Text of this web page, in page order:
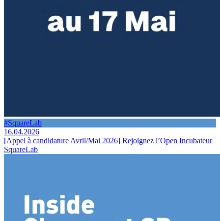
#SquareLab
16.04.2026
[Appel à candidature Avril/Mai 2026] Rejoignez l’Open Incubateur
SquareLab